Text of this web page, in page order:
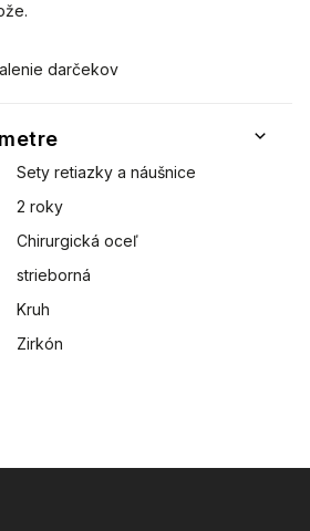
darčekov
Sety retiazky a náušnice
2 roky
Chirurgická oceľ
strieborná
Kruh
Zirkón